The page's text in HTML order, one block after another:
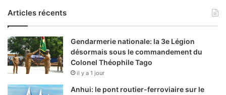
Articles récents
Gendarmerie nationale: la 3e Légion
désormais sous le commandement du
Colonel Théophile Tago
il y a 1 jour
Anhui: le pont routier-ferroviaire sur le